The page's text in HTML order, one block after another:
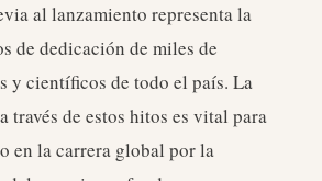
al lanzamiento representa la
de dedicación de miles de
y científicos de todo el país. La
través de estos hitos es vital para
en la carrera global por la